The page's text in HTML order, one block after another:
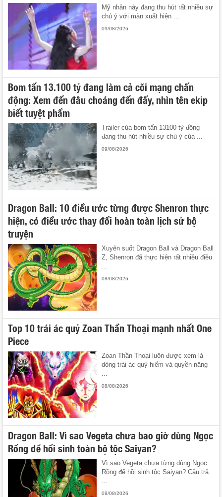
Mỹ nhân này đang thu hút rất nhiều sự
chú ý với màn xuất hiện ...
09/08/2026
Bom tấn 13.100 tỷ đang làm cả cõi mạng chấn
động: Xem đến đâu choáng đến đấy, nhìn tên ekip
biết tuyệt phẩm
Trailer của bom tấn 13100 tỷ đồng
đang thu hút nhiều sự chú ý của ...
09/08/2026
Dragon Ball: 10 điều ước từng được Shenron thực
hiện, có điều ước thay đổi hoàn toàn lịch sử bộ
truyện
Xuyên suốt Dragon Ball và Dragon Ball
Z, Shenron đã thực hiện rất nhiều điều
08/08/2026
Top 10 trái ác quỷ Zoan Thần Thoại mạnh nhất One
Piece
Zoan Thần Thoại luôn được xem là
dòng trái ác quỷ hiếm và quyền năng
08/08/2026
Dragon Ball: Vì sao Vegeta chưa bao giờ dùng Ngọc
Rồng để hồi sinh toàn bộ tộc Saiyan?
Vì sao Vegeta chưa từng dùng Ngọc
Rồng để hồi sinh tộc Saiyan? Câu trả
...
08/08/2026